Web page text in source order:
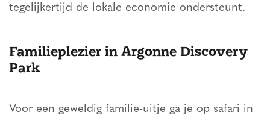
tegelijkertijd de lokale economie ondersteunt.
Familieplezier in Argonne Discovery
Park
Voor een geweldig familie-uitje ga je op safari in